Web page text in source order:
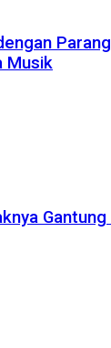
Musik
Gantung